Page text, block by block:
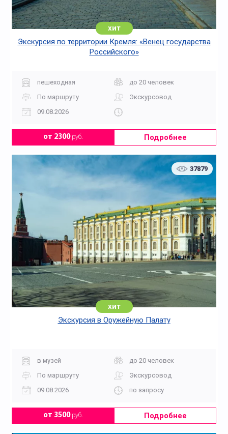
хит
Экскурсия по территории Кремля: «Венец государства
Российского»
пешеходная
до 20 человек
По маршруту
Экскурсовод
09.08.2026
от 2300руб. Подробнее
37879
хит
Экскурсия в Оружейную Палату
в музей
до 20 человек
По маршруту
Экскурсовод
09.08.2026
по запросу
от 3500руб. Подробнее